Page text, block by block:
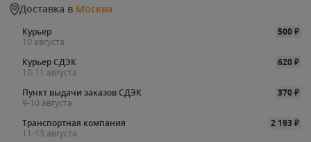
Доставка в Москва
Курьер 500₽
10 августа
Курьер СДЭК
620₽
10-11 августа
Пункт выдачи заказов СДЭК
370₽
9-10 августа
Транспортная компания
2 193₽
11-13 августа